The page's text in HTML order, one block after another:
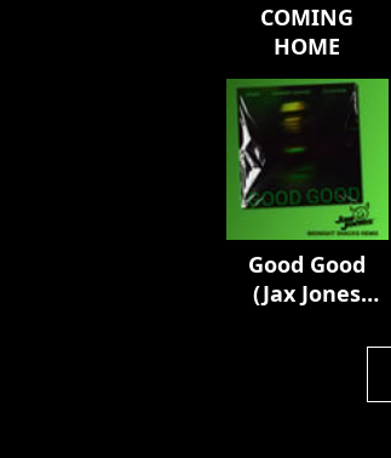
COMING
HOME
Good Good
(Jax Jones
Snacks Remix)